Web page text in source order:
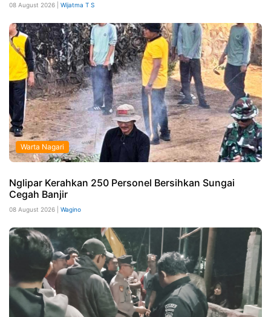
08 August 2026 | Wijatma T S
Warta Nagari
Nglipar Kerahkan 250 Personel Bersihkan Sungai
Cegah Banjir
08 August 2026 | Wagino